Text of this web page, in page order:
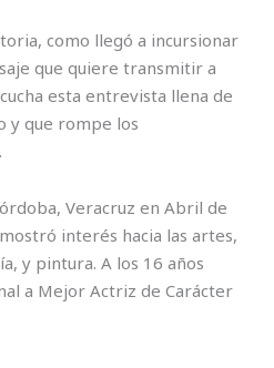
como llegó a incursionar
que quiere transmitir a
esta entrevista llena de
y que rompe los
Veracruz en Abril de
interés hacia las artes,
y pintura. A los 16 años
a Mejor Actriz de Carácter